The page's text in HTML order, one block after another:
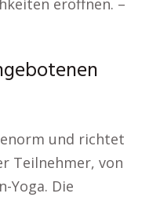
eröffnen. –
und richtet
Teilnehmer, von
Yoga. Die